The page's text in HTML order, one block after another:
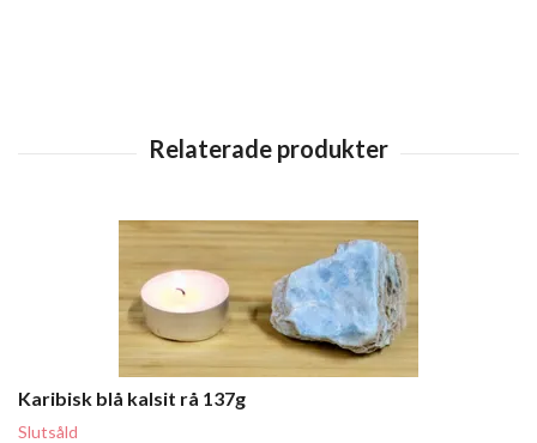
Karibisk blå kalsit rå 137g
Slutsåld